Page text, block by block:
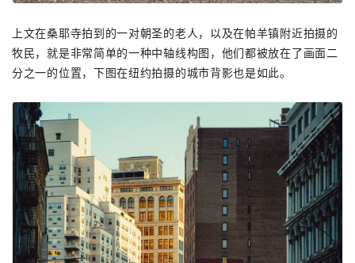
上文在桑耶寺拍到的一对朝圣的老人，以及在帕羊镇附近拍摄的
牧民，就是非常简单的一种中轴线构图，他们都被放在了画面二
分之一的位置，下图在纽约拍摄的城市背影也是如此。